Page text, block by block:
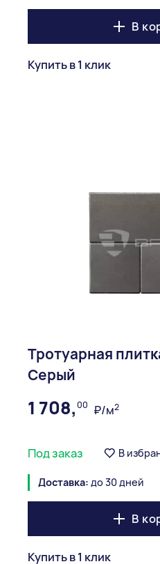
В
Купить в 1 клик
Тротуарная
Серый
1 708,00 ₽/м2
Под заказ В
Доставка: до 30 дней
В
Купить в 1 клик